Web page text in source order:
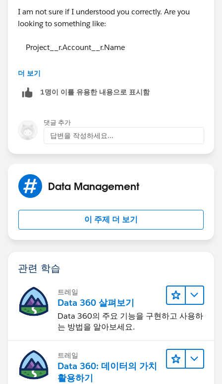
I am not sure if I understood you correctly. Are you
looking to something like:
Project__r.Account__r.Name
Note:
(i) Be sure to be on the Advanced Formula tab.
(ii) Click on the Insert field button. Find 'Project >'
from the list and select it. From the proceeding box,
find 'Account >' from the list and select it. From the
last box, select 'Name'.
i.e., 'Project >' ------> 'Account >' ------> 'Name'.
더 보기
1명이 이를 유용한 내용으로 표시함
댓글 추가
답변을 작성하세요...
Data Management
이 주제 더 보기
관련 학습
트레일
Data 360 살펴보기
Data 360의 주요 기능을 구현하고 사용하
는 방법을 알아보세요.
트레일
Data 360: 데이터의 가치
활용하기